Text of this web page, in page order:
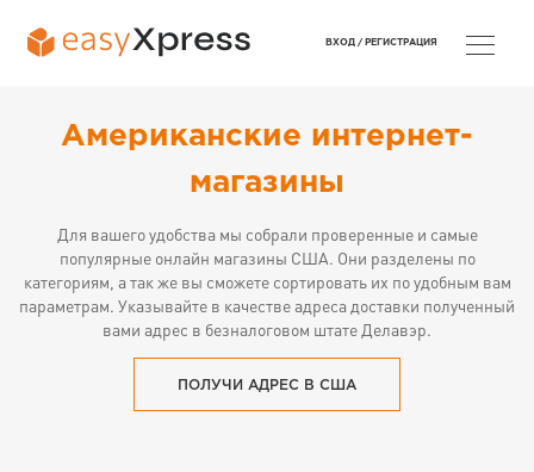
Американские интернет-
магазины
Для вашего удобства мы собрали проверенные и самые
популярные онлайн магазины США. Они разделены по
категориям, а так же вы сможете сортировать их по удобным вам
параметрам. Указывайте в качестве адреса доставки полученный
вами адрес в безналоговом штате Делавэр.
ПОЛУЧИ АДРЕС В США
ВХОД / РЕГИСТРАЦИЯ